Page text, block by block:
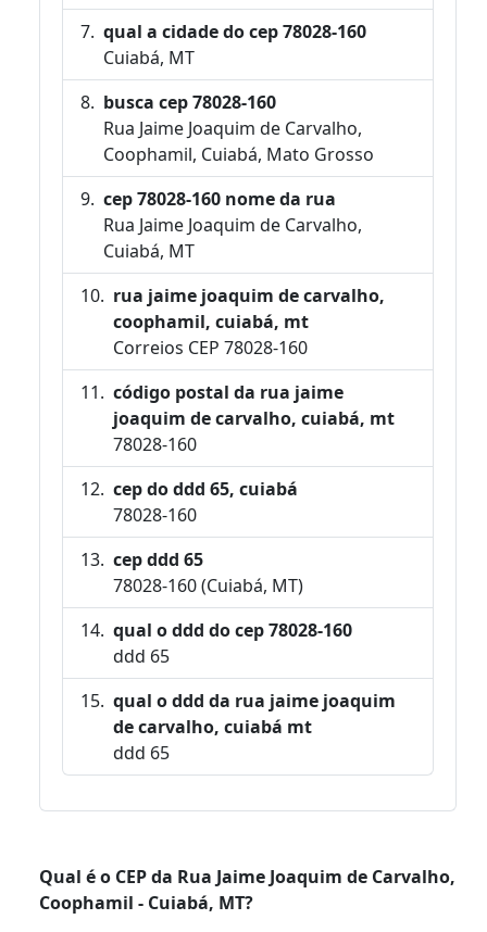
qual a cidade do cep 78028-160
Cuiabá, MT
busca cep 78028-160
Rua Jaime Joaquim de Carvalho,
Coophamil, Cuiabá, Mato Grosso
cep 78028-160 nome da rua
Rua Jaime Joaquim de Carvalho,
Cuiabá, MT
rua jaime joaquim de carvalho,
coophamil, cuiabá, mt
Correios CEP 78028-160
código postal da rua jaime
joaquim de carvalho, cuiabá, mt
78028-160
cep do ddd 65, cuiabá
78028-160
cep ddd 65
78028-160 (Cuiabá, MT)
qual o ddd do cep 78028-160
ddd 65
qual o ddd da rua jaime joaquim
de carvalho, cuiabá mt
ddd 65
Qual é o CEP da Rua Jaime Joaquim de Carvalho,
Coophamil - Cuiabá, MT?